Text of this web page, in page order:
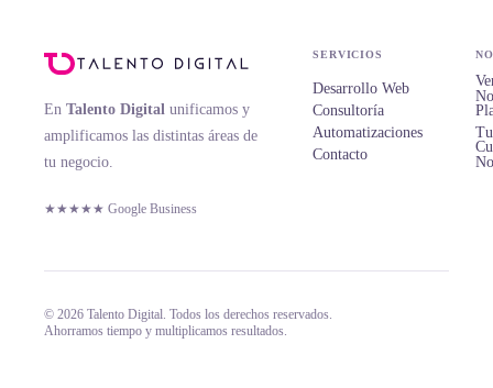
En Talento Digital unificamos y
amplificamos las distintas áreas de
tu negocio.
★★★★★ Google Business
SERVICIOS
Desarrollo Web
Consultoría
Automatizaciones
Contacto
© 2026 Talento Digital. Todos los derechos reservados.
Ahorramos tiempo y multiplicamos resultados.